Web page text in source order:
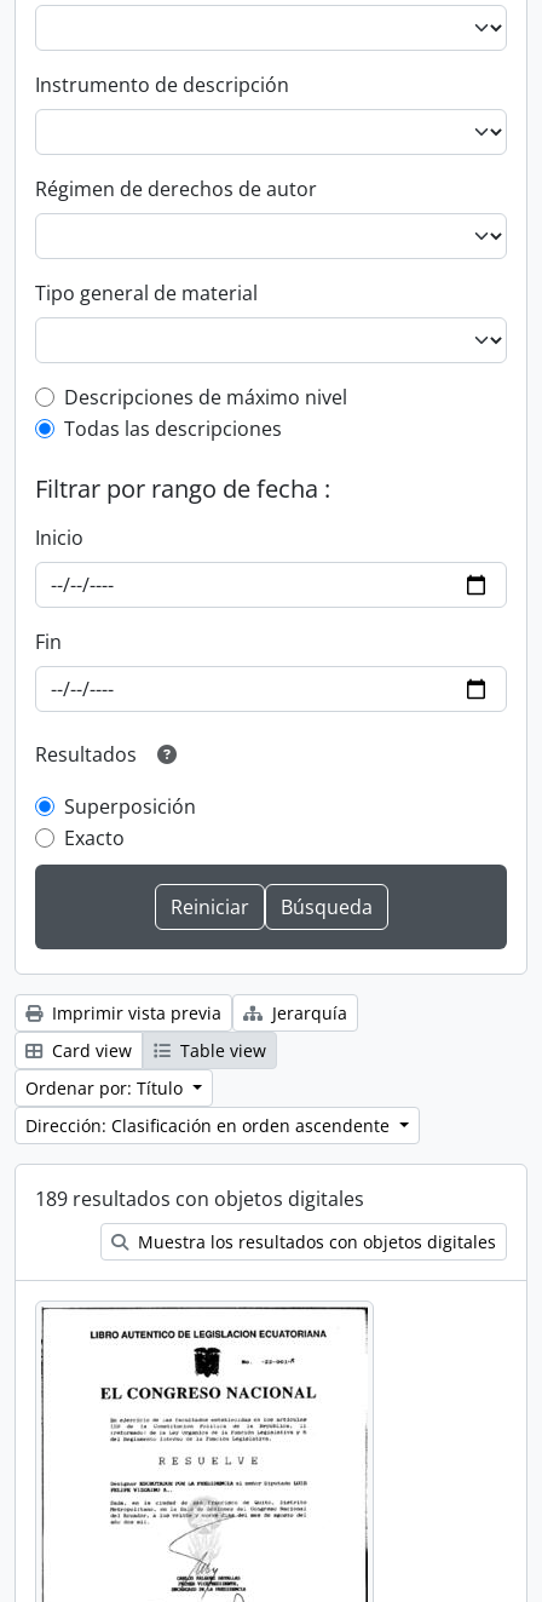
Instrumento de descripción
Régimen de derechos de autor
Tipo general de material
Top-level description filter
Descripciones de máximo nivel
Todas las descripciones
Filtrar por rango de fecha :
Inicio
Fin
Resultados
Superposición
Exacto
Imprimir vista previa
Jerarquía
Card view
Table view
Ordenar por: Título
Dirección: Clasificación en orden ascendente
189 resultados con objetos digitales
Muestra los resultados con objetos digitales